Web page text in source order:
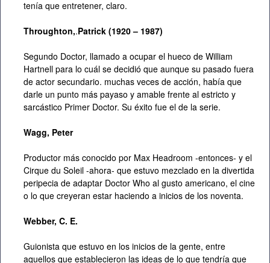
tenía que entretener, claro.
Throughton,.Patrick (1920 – 1987)
Segundo Doctor, llamado a ocupar el hueco de William
Hartnell para lo cuál se decidió que aunque su pasado fuera
de actor secundario. muchas veces de acción, había que
darle un punto más payaso y amable frente al estricto y
sarcástico Primer Doctor. Su éxito fue el de la serie.
Wagg, Peter
Productor más conocido por Max Headroom -entonces- y el
Cirque du Soleil -ahora- que estuvo mezclado en la divertida
peripecia de adaptar Doctor Who al gusto americano, el cine
o lo que creyeran estar haciendo a inicios de los noventa.
Webber, C. E.
Guionista que estuvo en los inicios de la gente, entre
aquellos que establecieron las ideas de lo que tendría que